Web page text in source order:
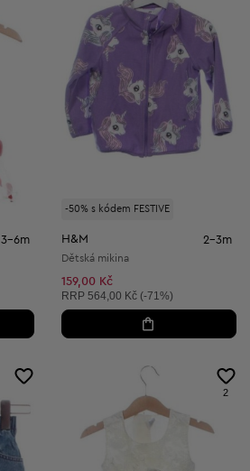
3-6m
-50% s kódem FESTIVE
H&M 2-3m
Dětská mikina
159,00 Kč
Doporučená cena:
RRP 564,00 Kč (-71%)
2